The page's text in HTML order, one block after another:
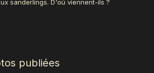
sanderlings. D'où viennent-ils ?
publiées